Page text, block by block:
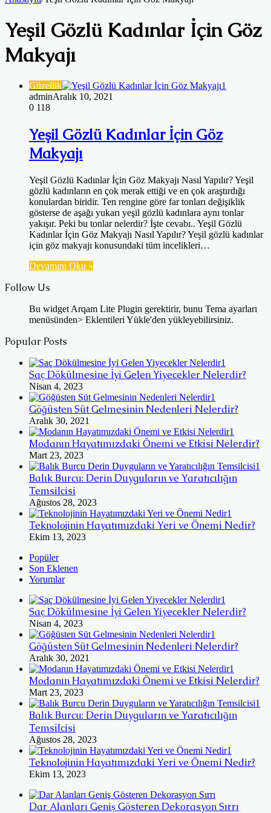
Yeşil Gözlü Kadınlar İçin Göz
Makyajı
Güzellik
adminAralık 10, 2021
0 118
Yeşil Gözlü Kadınlar İçin Göz
Makyajı
Yeşil Gözlü Kadınlar İçin Göz Makyajı Nasıl Yapılır? Yeşil
gözlü kadınların en çok merak ettiği ve en çok araştırdığı
konulardan biridir. Ten rengine göre far tonları değişiklik
gösterse de aşağı yukarı yeşil gözlü kadınlara aynı tonlar
yakışır. Peki bu tonlar nelerdir? İşte cevabı.. Yeşil Gözlü
Kadınlar İçin Göz Makyajı Nasıl Yapılır? Yeşil gözlü kadınlar
için göz makyajı konusundaki tüm incelikleri…
Devamını Oku »
Follow Us
Bu widget Arqam Lite Plugin gerektirir, bunu Tema ayarları
menüsünden> Eklentileri Yükle'den yükleyebilirsiniz.
Popular Posts
Saç Dökülmesine İyi Gelen Yiyecekler Nelerdir?
Nisan 4, 2023
Göğüsten Süt Gelmesinin Nedenleri Nelerdir?
Aralık 30, 2021
Modanın Hayatımızdaki Önemi ve Etkisi Nelerdir?
Mart 23, 2023
Balık Burcu: Derin Duyguların ve Yaratıcılığın
Temsilcisi
Ağustos 28, 2023
Teknolojinin Hayatımızdaki Yeri ve Önemi Nedir?
Ekim 13, 2023
Popüler
Son Eklenen
Yorumlar
Saç Dökülmesine İyi Gelen Yiyecekler Nelerdir?
Nisan 4, 2023
Göğüsten Süt Gelmesinin Nedenleri Nelerdir?
Aralık 30, 2021
Modanın Hayatımızdaki Önemi ve Etkisi Nelerdir?
Mart 23, 2023
Balık Burcu: Derin Duyguların ve Yaratıcılığın
Temsilcisi
Ağustos 28, 2023
Teknolojinin Hayatımızdaki Yeri ve Önemi Nedir?
Ekim 13, 2023
Dar Alanları Geniş Gösteren Dekorasyon Sırrı